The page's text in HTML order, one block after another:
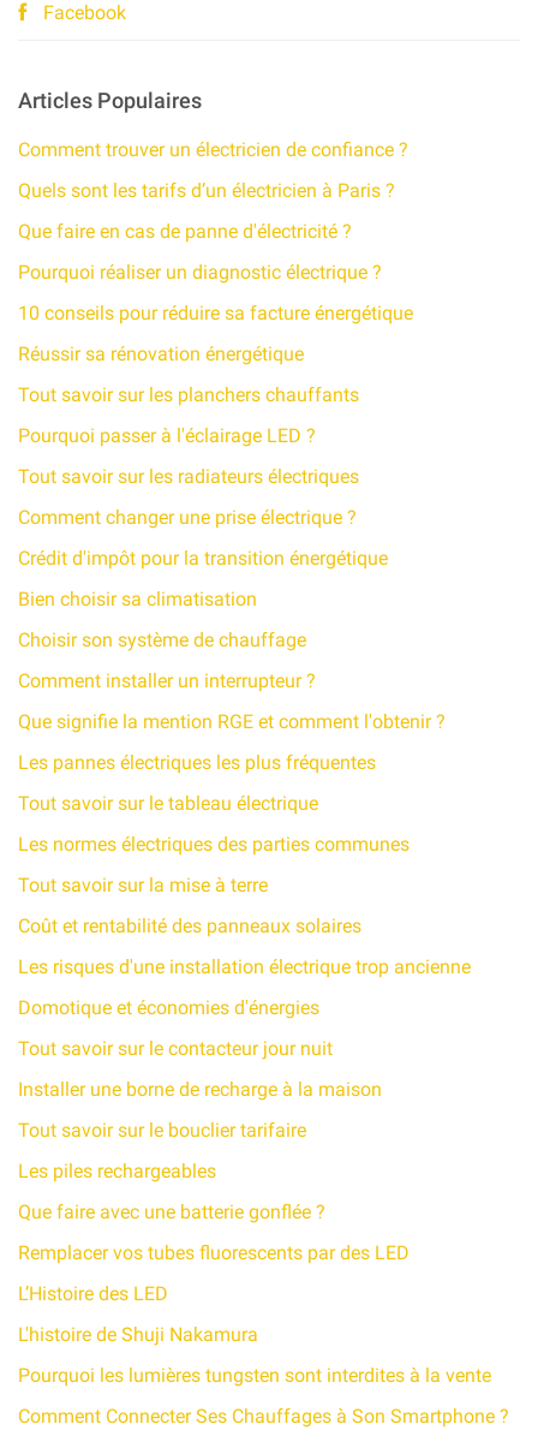
Facebook
Articles Populaires
Comment trouver un électricien de confiance ?
Quels sont les tarifs d’un électricien à Paris ?
Que faire en cas de panne d'électricité ?
Pourquoi réaliser un diagnostic électrique ?
10 conseils pour réduire sa facture énergétique​
Réussir sa rénovation énergétique
Tout savoir sur les planchers chauffants
Pourquoi passer à l'éclairage LED ?
Tout savoir sur les radiateurs électriques
Comment changer une prise électrique ?
Crédit d'impôt pour la transition énergétique
Bien choisir sa climatisation
Choisir son système de chauffage
Comment installer un interrupteur ?
Que signifie la mention RGE et comment l'obtenir ?
Les pannes électriques les plus fréquentes
Tout savoir sur le tableau électrique
Les normes électriques des parties communes
Tout savoir sur la mise à terre
Coût et rentabilité des panneaux solaires
Les risques d'une installation électrique trop ancienne
Domotique et économies d'énergies
Tout savoir sur le contacteur jour nuit
Installer une borne de recharge à la maison
Tout savoir sur le bouclier tarifaire
Les piles rechargeables
Que faire avec une batterie gonflée ?
Remplacer vos tubes fluorescents par des LED
L’Histoire des LED
L'histoire de Shuji Nakamura
Pourquoi les lumières tungsten sont interdites à la vente
Comment Connecter Ses Chauffages à Son Smartphone ?